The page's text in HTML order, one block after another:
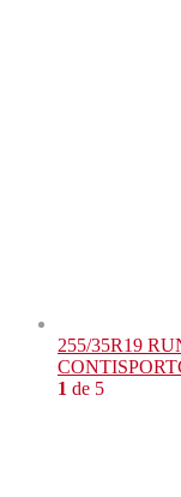
255/35R19
1 de 5